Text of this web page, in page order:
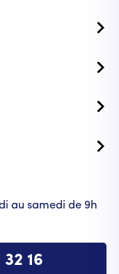
au samedi de 9h
16